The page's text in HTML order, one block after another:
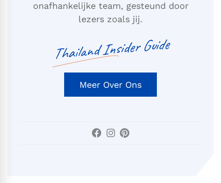
onafhankelijke team, gesteund door
lezers zoals jij.
Thailand Insider Guide
Meer Over Ons